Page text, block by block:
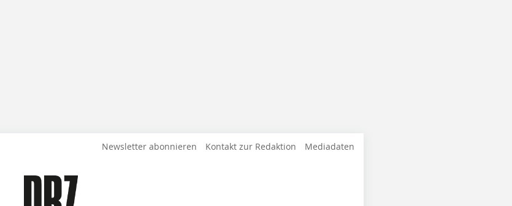
Newsletter abonnieren Kontakt zur Redaktion Mediadaten